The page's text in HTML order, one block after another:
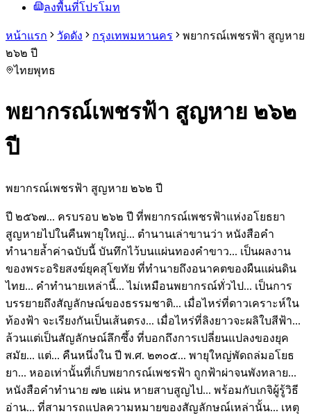
ลงพื้นที่โปรโมท
หน้าแรก วัดดัง กรุงเทพมหานคร
พยากรณ์เพชรฟ้า สูญหาย
๒๖๒ ปี
ไทยพุทธ
พยากรณ์เพชรฟ้า สูญหาย ๒๖๒
ปี
พยากรณ์เพชรฟ้า สูญหาย ๒๖๒ ปี
ปี ๒๕๖๗... ครบรอบ ๒๖๒ ปี ที่พยากรณ์เพชรฟ้าแห่งอโยธยา
สูญหายไปในคืนพายุใหญ่... ตำนานเล่าขานว่า หนังสือคำ
ทำนายล้ำค่าฉบับนี้ บันทึกไว้บนแผ่นทองคำขาว... เป็นผลงาน
ของพระอริยสงฆ์ยุคสุโขทัย ที่ทำนายถึงอนาคตของผืนแผ่นดิน
ไทย... คำทำนายเหล่านี้... ไม่เหมือนพยากรณ์ทั่วไป... เป็นการ
บรรยายถึงสัญลักษณ์ของธรรมชาติ... เมื่อไหร่ที่ดาวเคราะห์ใน
ท้องฟ้า จะเรียงกันเป็นเส้นตรง... เมื่อไหร่ที่ลิงยาวจะผลิใบสีฟ้า...
ล้วนแต่เป็นสัญลักษณ์ลึกซึ้ง ที่บอกถึงการเปลี่ยนแปลงของยุค
สมัย... แต่... คืนหนึ่งใน ปี พ.ศ. ๒๓๐๕... พายุใหญ่พัดถล่มอโยธ
ยา... หออเท่านั้นที่เก็บพยากรณ์เพชรฟ้า ถูกฟ้าผ่าจนพังทลาย...
หนังสือคำทำนาย ๗๒ แผ่น หายสาบสูญไป... พร้อมกับเกจิผู้รู้วิธี
อ่าน... ที่สามารถแปลความหมายของสัญลักษณ์เหล่านั้น... เหตุ